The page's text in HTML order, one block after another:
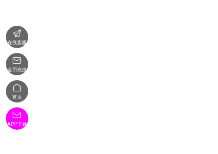

在线客服

金币充值

首页

APP下载